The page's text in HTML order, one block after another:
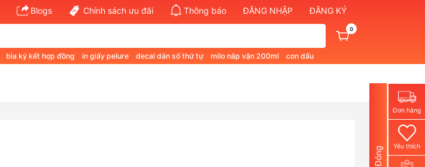
Blogs Chính sách ưu đãi Thông báo ĐĂNG NHẬP ĐĂNG KÝ
bìa ký kết hợp đồng in giấy pelure decal dán số thứ tự milo nắp vặn 200ml
con dấu
0
Đóng
Đơn hàng
Yêu thích